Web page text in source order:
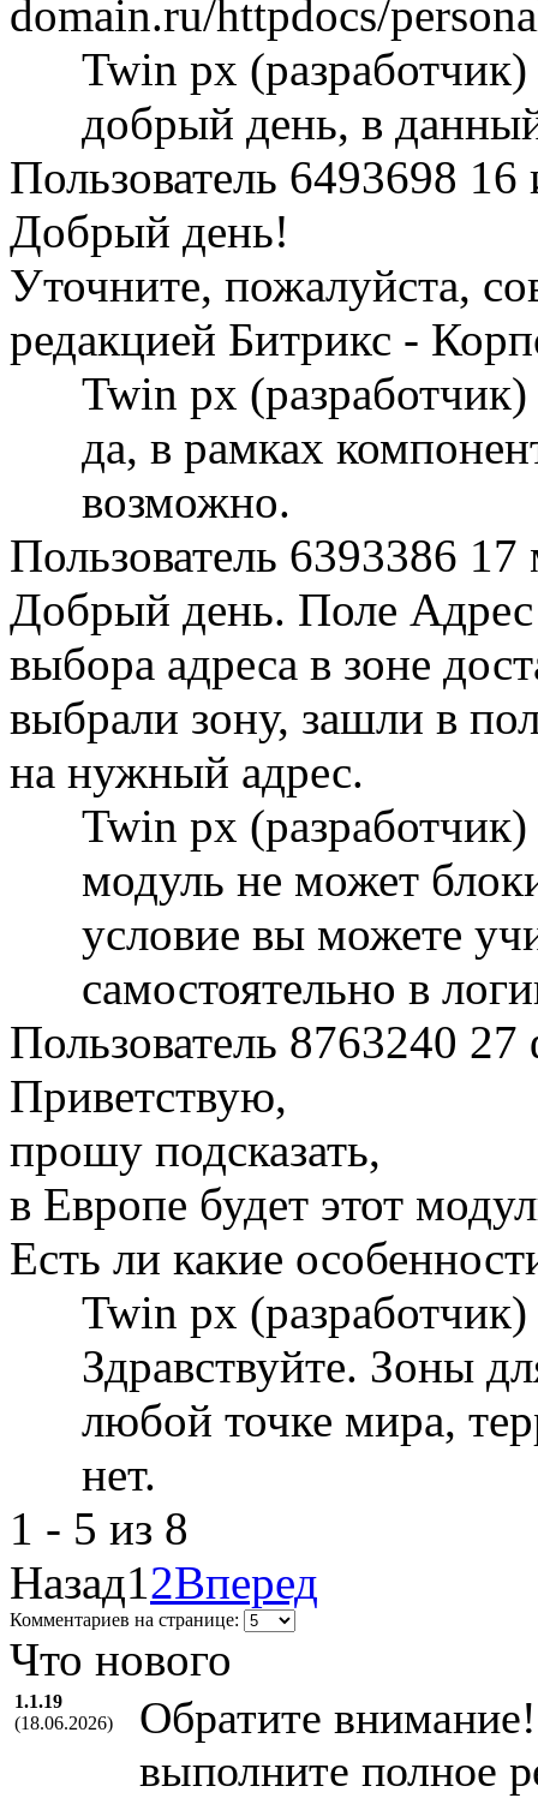
domain.ru/httpdocs/
Twin px (разработчик)
добрый день, в
Пользователь 6493698 16
Добрый день!
Уточните, пожалуйста,
редакцией Битрикс -
Twin px (разработчик)
да, в рамках
возможно.
Пользователь 6393386 17
Добрый день. Поле Адрес
выбора адреса в зоне
выбрали зону, зашли в
на нужный адрес.
Twin px (разработчик)
модуль не может
условие вы можете
самостоятельно в
Пользователь 8763240 27
Приветствую,
прошу подсказать,
в Европе будет этот
Есть ли какие
Twin px (разработчик)
Здравствуйте. Зоны
любой точке мира,
нет.
1 - 5 из 8
Назад12Вперед
Комментариев на странице:
Что нового
1.1.19
(18.06.2026)
Обратите
выполните полное